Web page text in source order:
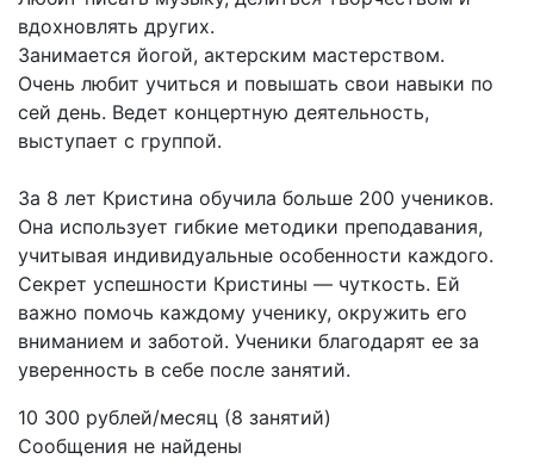
вдохновлять других.
Занимается йогой, актерским мастерством.
Очень любит учиться и повышать свои навыки по
сей день. Ведет концертную деятельность,
выступает с группой.
За 8 лет Кристина обучила больше 200 учеников.
Она использует гибкие методики преподавания,
учитывая индивидуальные особенности каждого.
Секрет успешности Кристины — чуткость. Ей
важно помочь каждому ученику, окружить его
вниманием и заботой. Ученики благодарят ее за
уверенность в себе после занятий.
10 300 рублей/месяц (8 занятий)
Сообщения не найдены